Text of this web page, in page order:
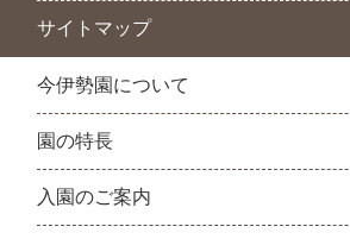
サイトマップ
今伊勢園について
園の特長
入園のご案内